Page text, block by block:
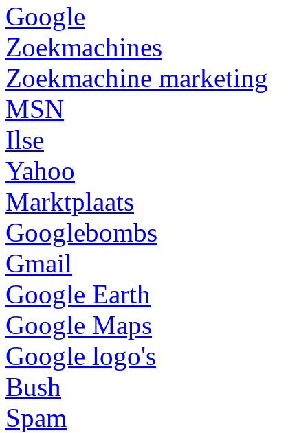
Google
Zoekmachines
Zoekmachine marketing
MSN
Ilse
Yahoo
Marktplaats
Googlebombs
Gmail
Google Earth
Google Maps
Google logo's
Bush
Spam